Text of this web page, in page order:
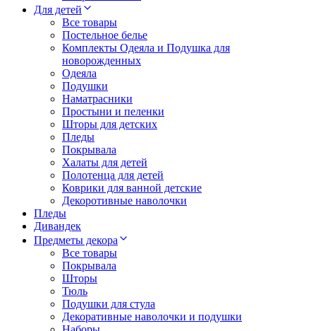
Для детей
Все товары
Постельное белье
Комплекты Одеяла и Подушка для
новорожденных
Одеяла
Подушки
Наматрасники
Простыни и пеленки
Шторы для детских
Пледы
Покрывала
Халаты для детей
Полотенца для детей
Коврики для ванной детские
Декоротивные наволочки
Пледы
Дивандек
Предметы декора
Все товары
Покрывала
Шторы
Тюль
Подушки для стула
Декоративные наволочки и подушки